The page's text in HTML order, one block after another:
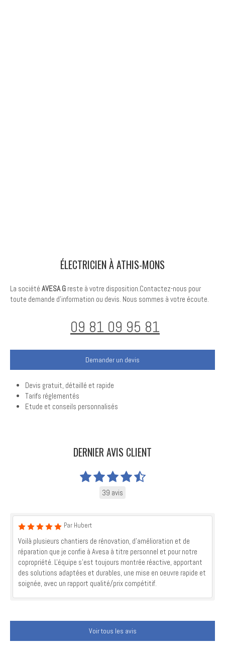
ÉLECTRICIEN À ATHIS-MONS
La société AVESA G reste à votre disposition.Contactez-nous pour
toute demande d'information ou devis. Nous sommes à votre écoute.
09 81 09 95 81
Demander un devis
Devis gratuit, détaillé et rapide
Tarifs réglementés
Etude et conseils personnalisés
DERNIER AVIS CLIENT
39 avis
Par Hubert
Voilà plusieurs chantiers de rénovation, d'amélioration et de
réparation que je confie à Avesa à titre personnel et pour notre
copropriété. L'équipe s'est toujours montrée réactive, apportant
des solutions adaptées et durables, une mise en oeuvre rapide et
soignée, avec un rapport qualité/prix compétitif.
Voir tous les avis